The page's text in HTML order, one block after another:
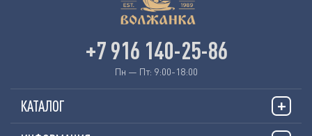
КАТАЛОГ
+7 916 140-25-86
Пн — Пт: 9:00-18:00